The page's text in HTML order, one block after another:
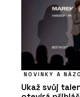
NOVINKY A
Ukaž svůj